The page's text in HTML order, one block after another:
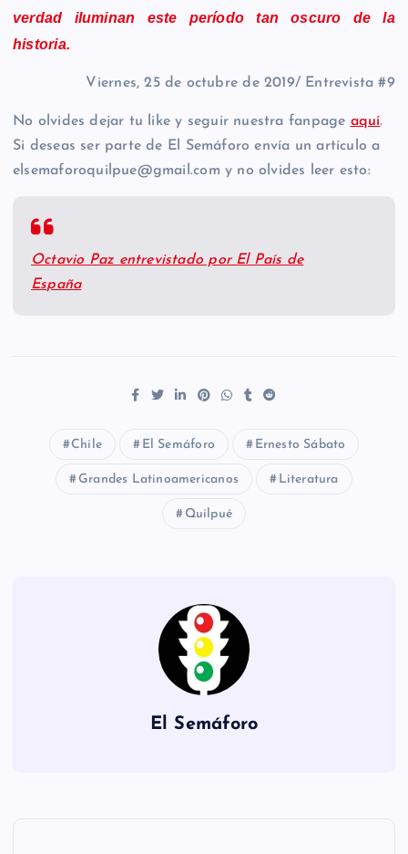
verdad iluminan este período tan oscuro de la
historia.
Viernes, 25 de octubre de 2019/ Entrevista #9
No olvides dejar tu like y seguir nuestra fanpage aquí.
Si deseas ser parte de El Semáforo envía un artículo a
elsemaforoquilpue@gmail.com y no olvides leer esto:
Octavio Paz entrevistado por El País de
España
Chile El Semáforo Ernesto Sábato
Grandes Latinoamericanos Literatura
Quilpué
El Semáforo